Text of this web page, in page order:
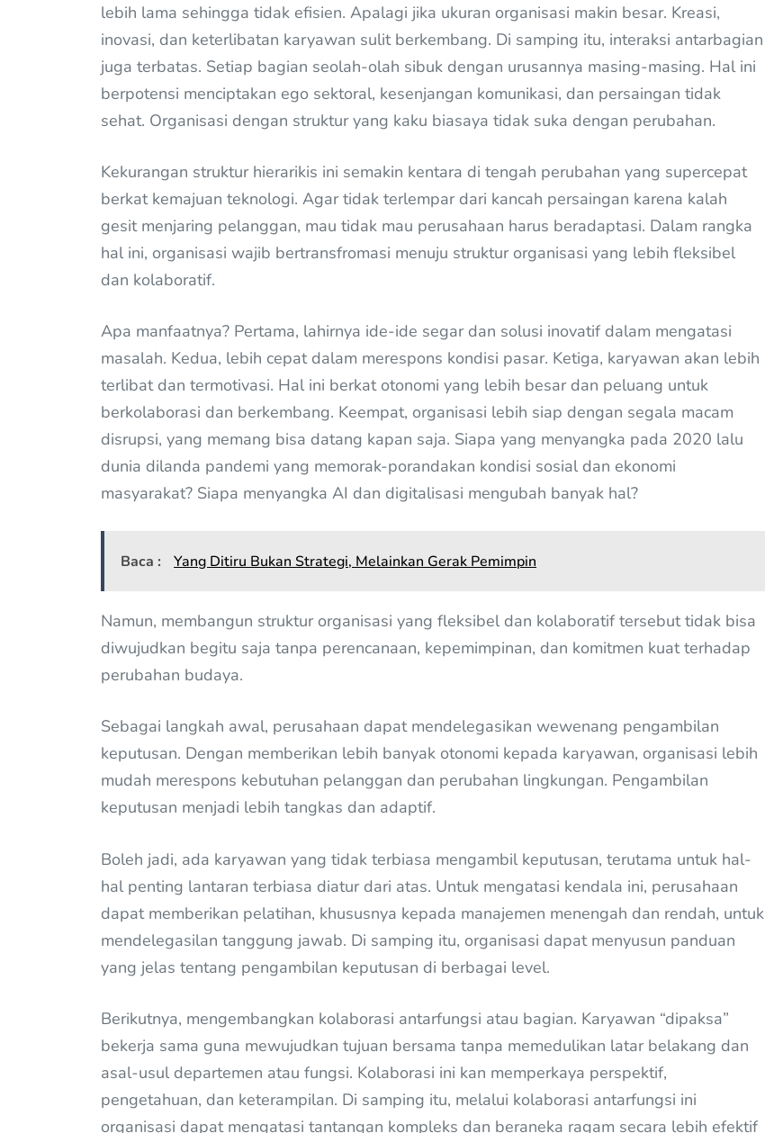
lebih lama sehingga tidak efisien. Apalagi jika ukuran organisasi makin besar. Kreasi,
inovasi, dan keterlibatan karyawan sulit berkembang. Di samping itu, interaksi antarbagian
juga terbatas. Setiap bagian seolah-olah sibuk dengan urusannya masing-masing. Hal ini
berpotensi menciptakan ego sektoral, kesenjangan komunikasi, dan persaingan tidak
sehat. Organisasi dengan struktur yang kaku biasaya tidak suka dengan perubahan.
Kekurangan struktur hierarikis ini semakin kentara di tengah perubahan yang supercepat
berkat kemajuan teknologi. Agar tidak terlempar dari kancah persaingan karena kalah
gesit menjaring pelanggan, mau tidak mau perusahaan harus beradaptasi. Dalam rangka
hal ini, organisasi wajib bertransfromasi menuju struktur organisasi yang lebih fleksibel
dan kolaboratif.
Apa manfaatnya? Pertama, lahirnya ide-ide segar dan solusi inovatif dalam mengatasi
masalah. Kedua, lebih cepat dalam merespons kondisi pasar. Ketiga, karyawan akan lebih
terlibat dan termotivasi. Hal ini berkat otonomi yang lebih besar dan peluang untuk
berkolaborasi dan berkembang. Keempat, organisasi lebih siap dengan segala macam
disrupsi, yang memang bisa datang kapan saja. Siapa yang menyangka pada 2020 lalu
dunia dilanda pandemi yang memorak-porandakan kondisi sosial dan ekonomi
masyarakat? Siapa menyangka AI dan digitalisasi mengubah banyak hal?
Baca : Yang Ditiru Bukan Strategi, Melainkan Gerak Pemimpin
Namun, membangun struktur organisasi yang fleksibel dan kolaboratif tersebut tidak bisa
diwujudkan begitu saja tanpa perencanaan, kepemimpinan, dan komitmen kuat terhadap
perubahan budaya.
Sebagai langkah awal, perusahaan dapat mendelegasikan wewenang pengambilan
keputusan. Dengan memberikan lebih banyak otonomi kepada karyawan, organisasi lebih
mudah merespons kebutuhan pelanggan dan perubahan lingkungan. Pengambilan
keputusan menjadi lebih tangkas dan adaptif.
Boleh jadi, ada karyawan yang tidak terbiasa mengambil keputusan, terutama untuk hal-
hal penting lantaran terbiasa diatur dari atas. Untuk mengatasi kendala ini, perusahaan
dapat memberikan pelatihan, khususnya kepada manajemen menengah dan rendah, untuk
mendelegasilan tanggung jawab. Di samping itu, organisasi dapat menyusun panduan
yang jelas tentang pengambilan keputusan di berbagai level.
Berikutnya, mengembangkan kolaborasi antarfungsi atau bagian. Karyawan “dipaksa”
bekerja sama guna mewujudkan tujuan bersama tanpa memedulikan latar belakang dan
asal-usul departemen atau fungsi. Kolaborasi ini kan memperkaya perspektif,
pengetahuan, dan keterampilan. Di samping itu, melalui kolaborasi antarfungsi ini
organisasi dapat mengatasi tantangan kompleks dan beraneka ragam secara lebih efektif